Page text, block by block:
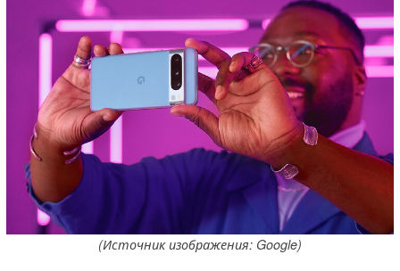
(Источник изображения: Google)